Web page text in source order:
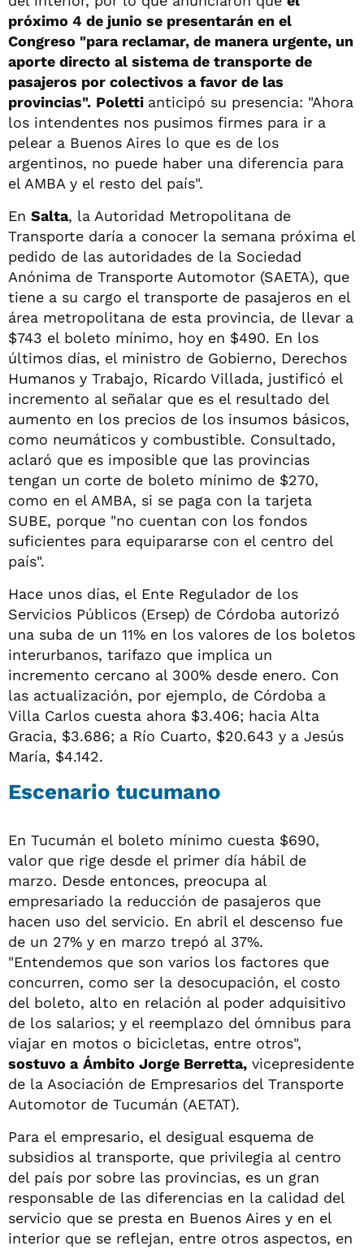
próximo 4 de junio se presentarán en el
Congreso "para reclamar, de manera urgente, un
aporte directo al sistema de transporte de
pasajeros por colectivos a favor de las
provincias". Poletti anticipó su presencia: "Ahora
los intendentes nos pusimos firmes para ir a
pelear a Buenos Aires lo que es de los
argentinos, no puede haber una diferencia para
el AMBA y el resto del país".
En Salta, la Autoridad Metropolitana de
Transporte daría a conocer la semana próxima el
pedido de las autoridades de la Sociedad
Anónima de Transporte Automotor (SAETA), que
tiene a su cargo el transporte de pasajeros en el
área metropolitana de esta provincia, de llevar a
$743 el boleto mínimo, hoy en $490. En los
últimos días, el ministro de Gobierno, Derechos
Humanos y Trabajo, Ricardo Villada, justificó el
incremento al señalar que es el resultado del
aumento en los precios de los insumos básicos,
como neumáticos y combustible. Consultado,
aclaró que es imposible que las provincias
tengan un corte de boleto mínimo de $270,
como en el AMBA, si se paga con la tarjeta
SUBE, porque "no cuentan con los fondos
suficientes para equipararse con el centro del
país".
Hace unos días, el Ente Regulador de los
Servicios Públicos (Ersep) de Córdoba autorizó
una suba de un 11% en los valores de los boletos
interurbanos, tarifazo que implica un
incremento cercano al 300% desde enero. Con
las actualización, por ejemplo, de Córdoba a
Villa Carlos cuesta ahora $3.406; hacia Alta
Gracia, $3.686; a Río Cuarto, $20.643 y a Jesús
María, $4.142.
Escenario tucumano
En Tucumán el boleto mínimo cuesta $690,
valor que rige desde el primer día hábil de
marzo. Desde entonces, preocupa al
empresariado la reducción de pasajeros que
hacen uso del servicio. En abril el descenso fue
de un 27% y en marzo trepó al 37%.
"Entendemos que son varios los factores que
concurren, como ser la desocupación, el costo
del boleto, alto en relación al poder adquisitivo
de los salarios; y el reemplazo del ómnibus para
viajar en motos o bicicletas, entre otros",
sostuvo a Ámbito Jorge Berretta, vicepresidente
de la Asociación de Empresarios del Transporte
Automotor de Tucumán (AETAT).
Para el empresario, el desigual esquema de
subsidios al transporte, que privilegia al centro
del país por sobre las provincias, es un gran
responsable de las diferencias en la calidad del
servicio que se presta en Buenos Aires y en el
interior que se reflejan, entre otros aspectos, en